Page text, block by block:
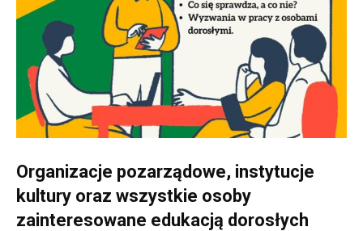
Organizacje pozarządowe, instytucje
kultury oraz wszystkie osoby
zainteresowane edukacją dorosłych